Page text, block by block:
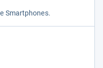
Smart­pho­nes.